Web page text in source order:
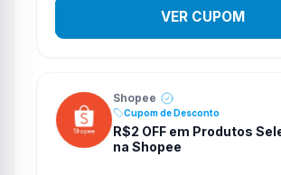
VER CUPOM
Shopee
Cupom de Desconto
R$2 OFF em Produtos
na Shopee